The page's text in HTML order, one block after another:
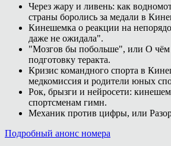
Через жару и ливень: как
страны боролись за медали в
Кинешемка о реакции на
даже не ожидала".
"Мозгов бы побольше", или О чём
подготовку теракта.
Кризис командного спорта в
медкомиссия и родители юных
Рок, брызги и нейросети:
спортсменам гимн.
Механик против цифры, или
Подробный анонс номера